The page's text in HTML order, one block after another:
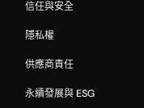
信任與安全
隱私權
供應商責任
永續發展與 ESG